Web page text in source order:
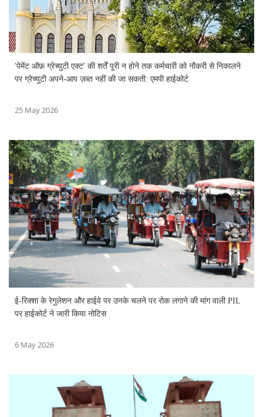
'पेमेंट ऑफ़ ग्रेच्युटी एक्ट' की शर्तें पूरी न होने तक कर्मचारी को नौकरी से निकालने
पर ग्रेच्युटी अपने-आप ज़ब्त नहीं की जा सकती: एमपी हाईकोर्ट
25 May 2026
ई-रिक्शा के रेगुलेशन और हाईवे पर उनके चलने पर रोक लगाने की मांग वाली PIL
पर हाईकोर्ट ने जारी किया नोटिस
6 May 2026